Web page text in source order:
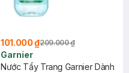
101.000 ₫209.000 ₫
Garnier
Nước Tẩy Trang Garnier Dành